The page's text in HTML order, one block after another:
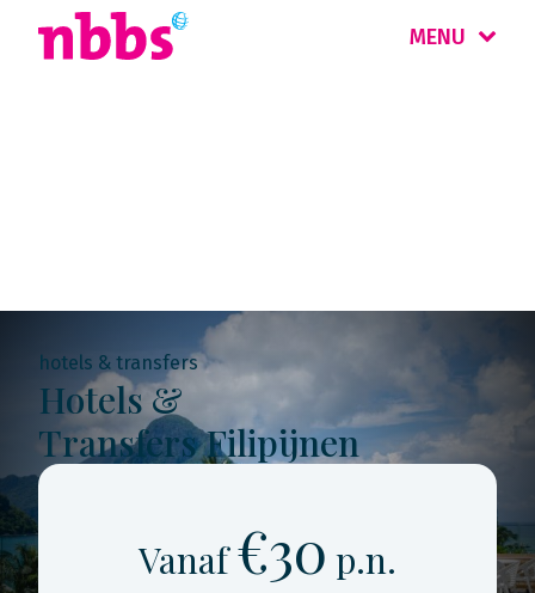
MENU
hotels & transfers
Hotels &
Transfers Filipijnen
Vanaf€30 p.n.